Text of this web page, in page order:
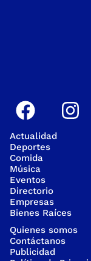
Actualidad
Deportes
Comida
Música
Eventos
Directorio
Empresas
Bienes Raíces
Quienes somos
Contáctanos
Publicidad